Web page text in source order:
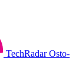
TechRadar Osto-